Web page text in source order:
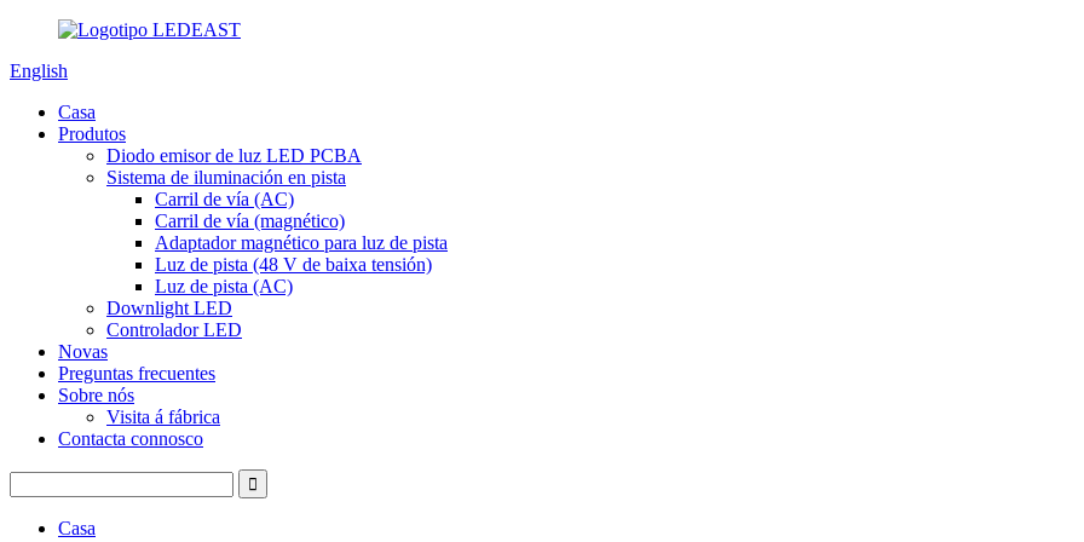
English
Casa
Produtos
Diodo emisor de luz LED PCBA
Sistema de iluminación en pista
Carril de vía (AC)
Carril de vía (magnético)
Adaptador magnético para luz de pista
Luz de pista (48 V de baixa tensión)
Luz de pista (AC)
Downlight LED
Controlador LED
Novas
Preguntas frecuentes
Sobre nós
Visita á fábrica
Contacta connosco
Casa